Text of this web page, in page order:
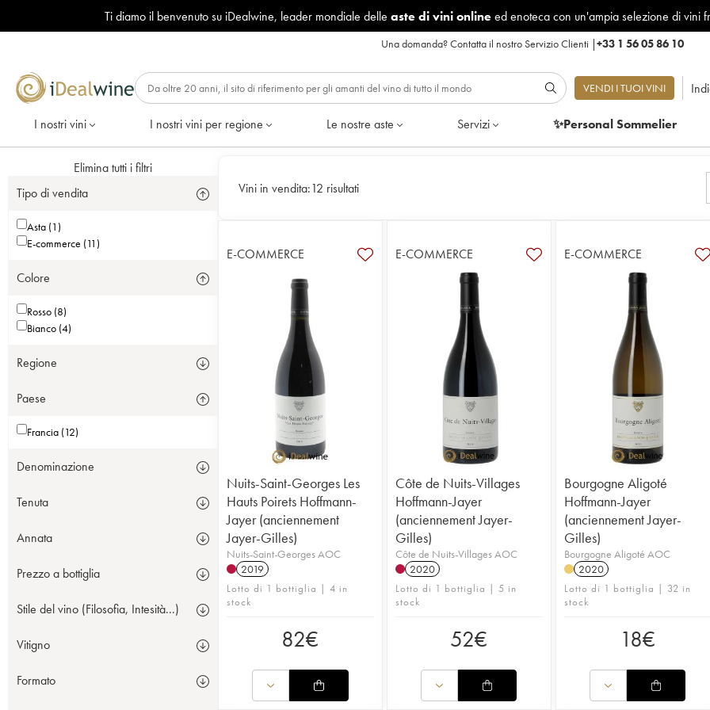
Ti diamo il benvenuto su iDealwine, leader mondiale delle aste di vini onlineed enoteca con un'ampia selezione di vini
Una domanda?Contatta il nostro Servizio Clienti |+33 1 56 05 86 10
VENDI I TUOI VINI
I nostri vini I nostri vini per regione Le nostre aste Servizi ✨Personal Sommelier
Elimina tutti i filtri
Tipo di vendita
Asta (1)
E-commerce (11)
Colore
Rosso (8)
Bianco (4)
Regione
Paese
Francia (12)
Denominazione
Tenuta
Annata
Prezzo a bottiglia
Stile del vino (Filosofia, Intesità...)
Vitigno
Formato
Vini in vendita:12 risultati
E-COMMERCE
Nuits-Saint-Georges Les
Hauts Poirets Hoffmann-
Jayer (anciennement
Jayer-Gilles)
Nuits-Saint-Georges AOC
2019
Lotto di 1 bottiglia | 4 in
stock
82€
E-COMMERCE
Côte de Nuits-Villages
Hoffmann-Jayer
(anciennement Jayer-
Gilles)
Côte de Nuits-Villages AOC
2020
Lotto di 1 bottiglia | 5 in
stock
52€
E-COMMERCE
Bourgogne Aligoté
Hoffmann-Jayer
(anciennement Jayer-
Gilles)
Bourgogne Aligoté AOC
2020
Lotto di 1 bottiglia | 32 in
stock
18€